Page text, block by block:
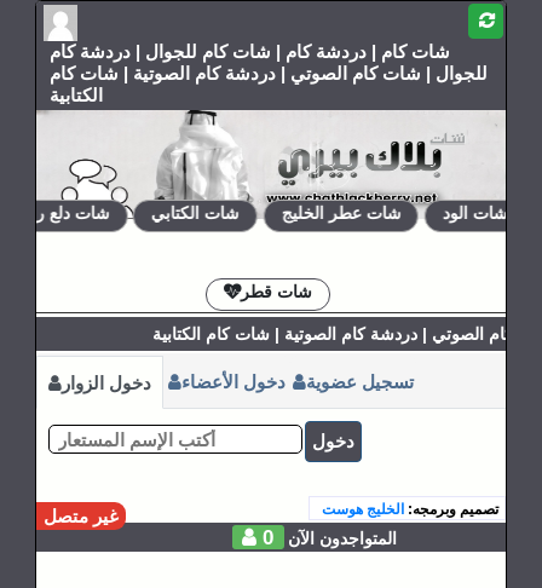
شات كام | دردشة كام | شات كام للجوال | دردشة كام
للجوال | شات كام الصوتي | دردشة كام الصوتية | شات كام
الكتابية
شات دلع روحي شات الكتابي شات عطر الخليج شات الود
شات قطر
الصوتي | دردشة كام الصوتية | شات كام الكتابية
دخول الزوار دخول الأعضاء تسجيل عضوية
دخول
غير متصل تصميم وبرمجه:الخليج هوست
0 المتواجدون الآن